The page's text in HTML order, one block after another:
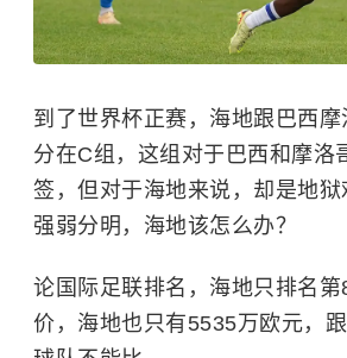
到了世界杯正赛，海地跟巴西
分在C组，这组对于巴西和摩洛
签，但对于海地来说，却是地狱
强弱分明，海地该怎么办？
论国际足联排名，海地只排名
价，海地也只有5535万欧元，